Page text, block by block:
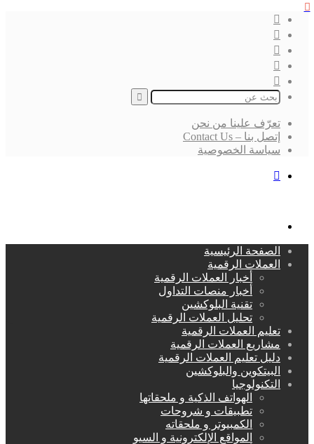
بحث
تعرّف علينا من نحن
إتصل بنا – Contact Us
سياسة الخصوصية
الصفحة الرئيسية
العملات الرقمية
أخبار العملات الرقمية
أخبار منصات التداول
تقنية البلوكشين
تحليل العملات الرقمية
تعليم العملات الرقمية
مشاريع العملات الرقمية
دليل تعليم العملات الرقمية
البيتكوين والبلوكشين
التكنولوجيا
الهواتف الذكية و ملحقاتها
تطبيقات و شروحات
الكمبيوتر و ملحقاته
المواقع الإلكترونية و السيو